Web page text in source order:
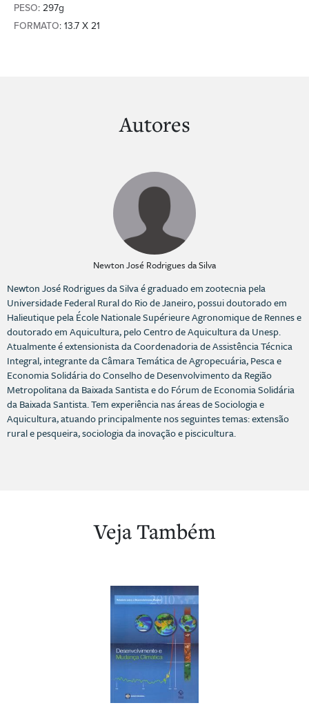
PESO: 297g
FORMATO: 13.7 X 21
Autores
Newton José Rodrigues da Silva
Newton José Rodrigues da Silva é graduado em zootecnia pela
Universidade Federal Rural do Rio de Janeiro, possui doutorado em
Halieutique pela École Nationale Supérieure Agronomique de Rennes e
doutorado em Aquicultura, pelo Centro de Aquicultura da Unesp.
Atualmente é extensionista da Coordenadoria de Assistência Técnica
Integral, integrante da Câmara Temática de Agropecuária, Pesca e
Economia Solidária do Conselho de Desenvolvimento da Região
Metropolitana da Baixada Santista e do Fórum de Economia Solidária
da Baixada Santista. Tem experiência nas áreas de Sociologia e
Aquicultura, atuando principalmente nos seguintes temas: extensão
rural e pesqueira, sociologia da inovação e piscicultura.
Veja Também